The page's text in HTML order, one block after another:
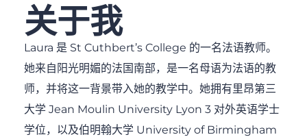
关于我
Laura 是 St Cuthbert’s College 的一名法语教师。
她来自阳光明媚的法国南部，是一名母语为法语的教
师，并将这一背景带入她的教学中。她拥有里昂第三
大学 Jean Moulin University Lyon 3 对外英语学士
学位，以及伯明翰大学 University of Birmingham